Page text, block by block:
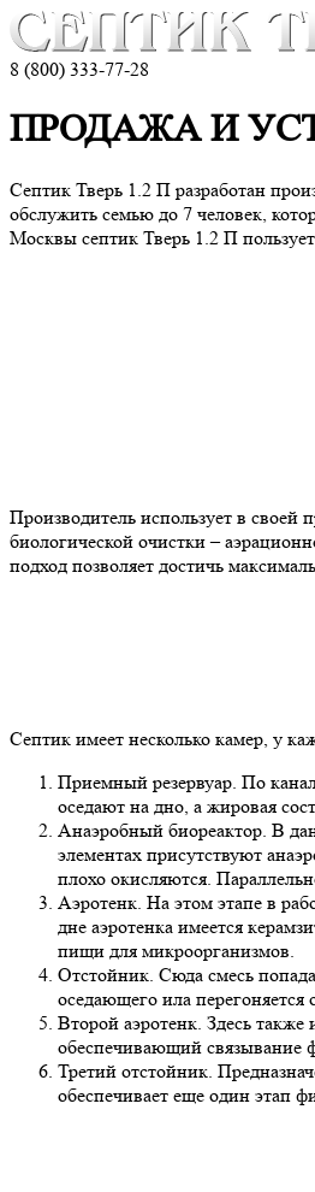
8 (800) 333-77-28
ПРОДАЖА И
Септик Тверь 1.2 П разработан
обслужить семью до 7 человек,
Москвы септик Тверь 1.2 П
Производитель использует в
биологической очистки –
подход позволяет достичь
Септик имеет несколько камер, у
Приемный резервуар. По
оседают на дно, а жировая
Анаэробный биореактор. В
элементах присутствуют
плохо окисляются.
Аэротенк. На этом этапе в
дне аэротенка имеется
пищи для микроорганизмов.
Отстойник. Сюда смесь
оседающего ила перегоняется
Второй аэротенк. Здесь
обеспечивающий связывание
Третий отстойник.
обеспечивает еще один этап